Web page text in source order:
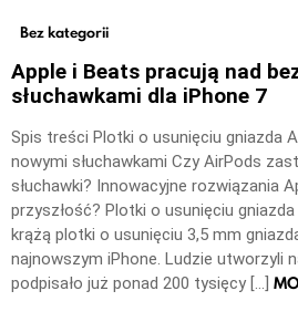
Bez kategorii
Apple i Beats pracują nad
słuchawkami dla iPhone 7
Spis treści Plotki o usunięciu gniazda
nowymi słuchawkami Czy AirPods
słuchawki? Innowacyjne rozwiązania
przyszłość? Plotki o usunięciu
krążą plotki o usunięciu 3,5 mm
najnowszym iPhone. Ludzie utworzyli
podpisało już ponad 200 tysięcy […]